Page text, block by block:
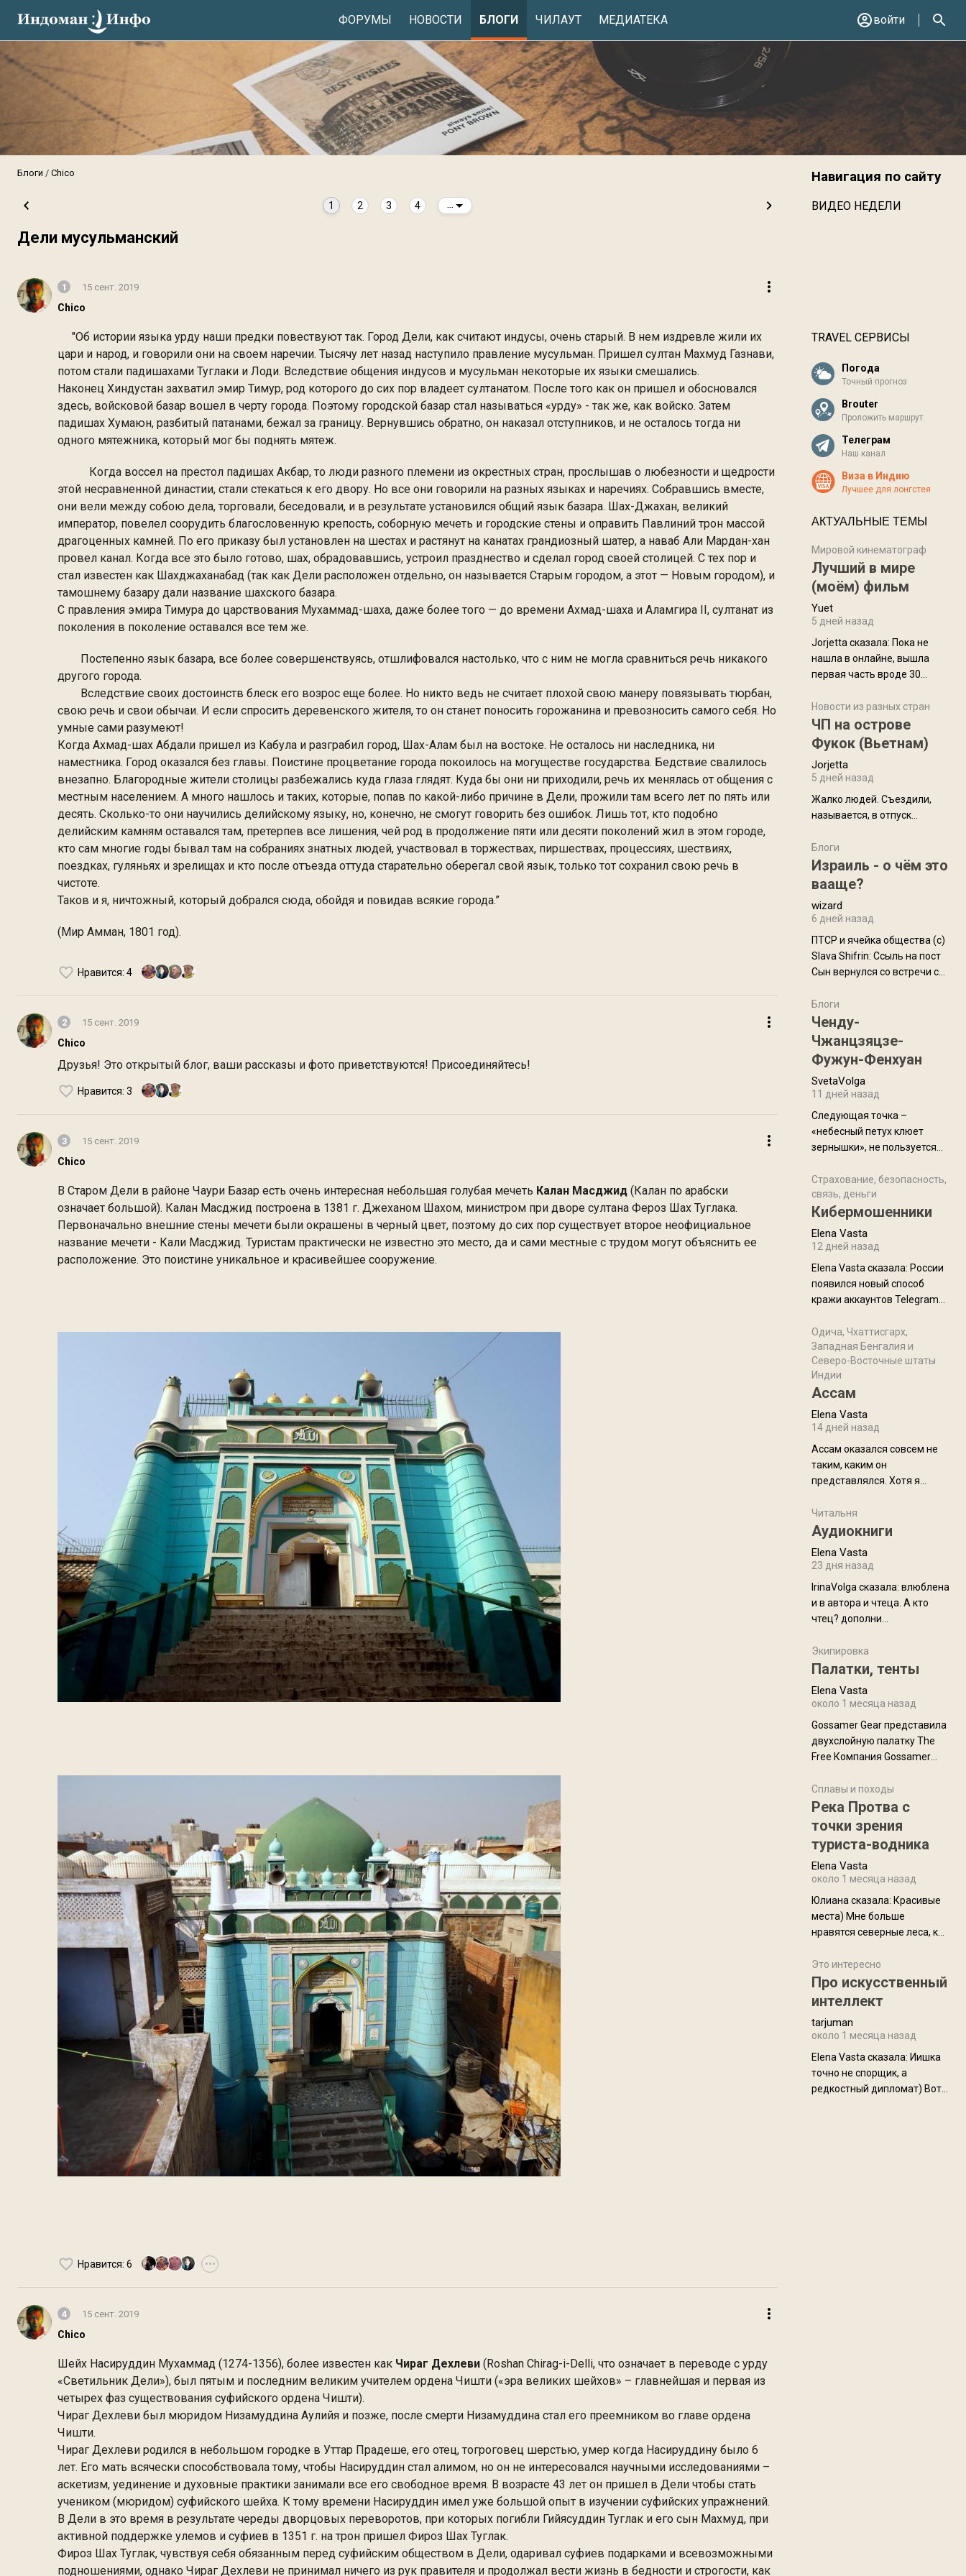
ФОРУМЫ НОВОСТИ БЛОГИ ЧИЛАУТ МЕДИАТЕКА войти
Блоги Chico
1 2 3 4
Дели мусульманский
1 15 сент. 2019
Chico
"Об истории языка урду наши предки повествуют так. Город Дели, как считают индусы, очень старый. В нем издревле жили их
цари и народ, и говорили они на своем наречии. Тысячу лет назад наступило правление мусульман. Пришел султан Махмуд Газнави,
потом стали падишахами Туглаки и Лоди. Вследствие общения индусов и мусульман некоторые их языки смешались.
Наконец Хиндустан захватил эмир Тимур, род которого до сих пор владеет султанатом. После того как он пришел и обосновался
здесь, войсковой базар вошел в черту города. Поэтому городской базар стал называться «урду» - так же, как войско. Затем
падишах Хумаюн, разбитый патанами, бежал за границу. Вернувшись обратно, он наказал отступников, и не осталось тогда ни
одного мятежника, который мог бы поднять мятеж.
Когда воссел на престол падишах Акбар, то люди разного племени из окрестных стран, прослышав о любезности и щедрости
этой несравненной династии, стали стекаться к его двору. Но все они говорили на разных языках и наречиях. Собравшись вместе,
они вели между собою дела, торговали, беседовали, и в результате установился общий язык базара. Шах-Джахан, великий
император, повелел соорудить благословенную крепость, соборную мечеть и городские стены и оправить Павлиний трон массой
драгоценных камней. По его приказу был установлен на шестах и растянут на канатах грандиозный шатер, а наваб Али Мардан-хан
провел канал. Когда все это было готово, шах, обрадовавшись, устроил празднество и сделал город своей столицей. С тех пор и
стал известен как Шахджаханабад (так как Дели расположен отдельно, он называется Старым городом, а этот — Новым городом), и
тамошнему базару дали название шахского базара.
С правления эмира Тимура до царствования Мухаммад-шаха, даже более того — до времени Ахмад-шаха и Аламгира II, султанат из
поколения в поколение оставался все тем же.
Постепенно язык базара, все более совершенствуясь, отшлифовался настолько, что с ним не могла сравниться речь никакого
другого города.
Вследствие своих достоинств блеск его возрос еще более. Но никто ведь не считает плохой свою манеру повязывать тюрбан,
свою речь и свои обычаи. И если спросить деревенского жителя, то он станет поносить горожанина и превозносить самого себя. Но
умные сами разумеют!
Когда Ахмад-шах Абдали пришел из Кабула и разграбил город, Шах-Алам был на востоке. Не осталось ни наследника, ни
наместника. Город оказался без главы. Поистине процветание города покоилось на могуществе государства. Бедствие свалилось
внезапно. Благородные жители столицы разбежались куда глаза глядят. Куда бы они ни приходили, речь их менялась от общения с
местным населением. А много нашлось и таких, которые, попав по какой-либо причине в Дели, прожили там всего лет по пять или
десять. Сколько-то они научились делийскому языку, но, конечно, не смогут говорить без ошибок. Лишь тот, кто подобно
делийским камням оставался там, претерпев все лишения, чей род в продолжение пяти или десяти поколений жил в этом городе,
кто сам многие годы бывал там на собраниях знатных людей, участвовал в торжествах, пиршествах, процессиях, шествиях,
поездках, гуляньях и зрелищах и кто после отъезда оттуда старательно оберегал свой язык, только тот сохранил свою речь в
чистоте.
Таков и я, ничтожный, который добрался сюда, обойдя и повидав всякие города.”
(Мир Амман, 1801 год).
Нравится: 4
2 15 сент. 2019
Chico
Друзья! Это открытый блог, ваши рассказы и фото приветствуются! Присоединяйтесь!
Нравится: 3
3 15 сент. 2019
Chico
В Старом Дели в районе Чаури Базар есть очень интересная небольшая голубая мечеть Калан Масджид (Калан по арабски
означает большой). Калан Масджид построена в 1381 г. Джеханом Шахом, министром при дворе султана Фероз Шах Туглака.
Первоначально внешние стены мечети были окрашены в черный цвет, поэтому до сих пор существует второе неофициальное
название мечети - Кали Масджид. Туристам практически не известно это место, да и сами местные с трудом могут объяснить ее
расположение. Это поистине уникальное и красивейшее сооружение.
Нравится: 6 •••
4 15 сент. 2019
Chico
Шейх Насируддин Мухаммад (1274-1356), более известен как Чираг Дехлеви (Roshan Chirag-i-Delli, что означает в переводе с урду
«Светильник Дели»), был пятым и последним великим учителем ордена Чишти («эра великих шейхов» – главнейшая и первая из
четырех фаз существования суфийского ордена Чишти).
Чираг Дехлеви был мюридом Низамуддина Аулийя и позже, после смерти Низамуддина стал его преемником во главе ордена
Чишти.
Чираг Дехлеви родился в небольшом городке в Уттар Прадеше, его отец, тогроговец шерстью, умер когда Насируддину было 6
лет. Его мать всячески способствовала тому, чтобы Насируддин стал алимом, но он не интересовался научными исследованиями –
аскетизм, уединение и духовные практики занимали все его свободное время. В возрасте 43 лет он пришел в Дели чтобы стать
учеником (мюридом) суфийского шейха. К тому времени Насируддин имел уже большой опыт в изучении суфийских упражнений.
В Дели в это время в результате череды дворцовых переворотов, при которых погибли Гийясуддин Туглак и его сын Махмуд, при
активной поддержке улемов и суфиев в 1351 г. на трон пришел Фироз Шах Туглак.
Фироз Шах Туглак, чувствуя себя обязанным перед суфийским обществом в Дели, одаривал суфиев подарками и всевозможными
подношениями, однако Чираг Дехлеви не принимал ничего из рук правителя и продолжал вести жизнь в бедности и строгости, как
Навигация по сайту
ВИДЕО НЕДЕЛИ
TRAVEL СЕРВИСЫ
Погода
Точный прогноз
Brouter
Проложить маршрут
Телеграм
Наш канал
Виза в Индию
Лучшее для лонгстея
АКТУАЛЬНЫЕ ТЕМЫ
Мировой кинематограф
Лучший в мире
(моём) фильм
Yuet
5 дней назад
Jorjetta сказалa: Пока не
нашла в онлайне, вышла
первая часть вроде 30
Дивали 8 ноября.
Новости из разных стран
ЧП на острове
Фукок (Вьетнам)
Jorjetta
5 дней назад
Жалко людей. Съездили,
называется, в отпуск...
Блоги
Израиль - о чём это
вааще?
wizard
6 дней назад
ПТСР и ячейка общества (с)
Slava Shifrin: Ссыль на пост
Сын вернулся со встречи с
уже, как демобилизовались,
а продолжают встречаться
почти каждую неделю) и с
порога сообщил: "Эйтан
разводится!" Эйтан -
мальчик из религиозной
семьи, из тех, кого называют
"вязаные кипы". С 2022-го
Блоги
Ченду-
Чжанцзяцзе-
Фужун-Фенхуан
SvetaVolga
11 дней назад
Следующая точка –
«небесный петух клюет
зернышки», не пользуется
заслужено, и чтобы попасть
на начало тропы показали
водителю карту, иначе
Пошли туда, потому что я
отзывов. По мне – сплошная
физуха, долгий спуск, потом
подъем по этому же пути.
Пока
Страхование, безопасность,
связь, деньги
Кибермошенники
Elena Vasta
12 дней назад
Elena Vasta сказалa: России
появился новый способ
кражи аккаунтов Telegram
Прочитайте! У моих двух
знакомых вот так увели
аккаунты
Одича, Чхаттисгарх,
Западная Бенгалия и
Северо-Восточные штаты
Индии
Ассам
Elena Vasta
14 дней назад
Ассам оказался совсем не
таким, каким он
представлялся. Хотя я
краешек, но все же схватила
ауру штата, как-то он меня
природа, мягкие
такая как бы переходная
ступень между привычной
нам Индией и остальными
надеюсь увидеть.
Читальня
Аудиокниги
Elena Vasta
23 дня назад
IrinaVolga сказалa: влюблена
и в автора и чтеца. А кто
чтец? дополни
Экипировка
Палатки, тенты
Elena Vasta
около 1 месяца назад
Gossamer Gear представила
двухслойную палатку The
Free Компания Gossamer
туристическую палатку The
Free, которая стала первой
ультралегкой моделью в
ассортименте
производителя. Новинка
получила двухслойную
конструкцию с отдельным
внешним тентом и сетчатой
внутренней палаткой, а ее
комплектации составляет
около 845 г. Палатка весит
менее
Сплавы и походы
Река Протва с
точки зрения
туриста-водника
Elena Vasta
около 1 месяца назад
Юлиана сказалa: Красивые
места) Мне больше
нравятся северные леса, как
южной тайги
Это интересно
Про искусственный
интеллект
tarjuman
около 1 месяца назад
Elena Vasta сказалa: Иишка
точно не спорщик, а
редкостный дипломат) Вот,